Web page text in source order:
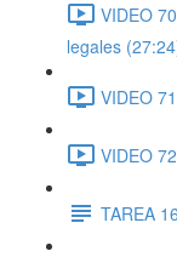
VIDEO
legales
VIDEO
VIDEO
TAREA